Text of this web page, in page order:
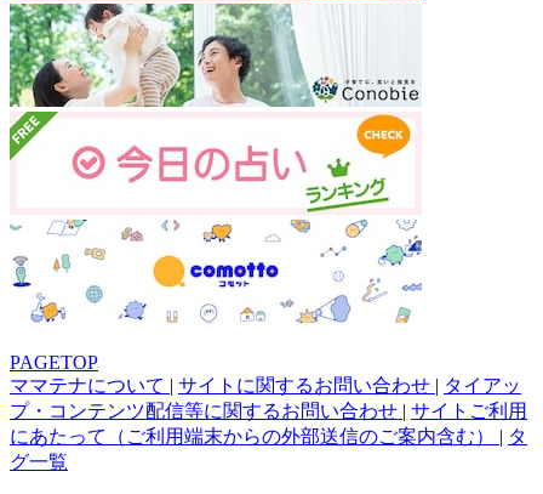
PAGETOP
ママテナについて | サイトに関するお問い合わせ | タイアッ
プ・コンテンツ配信等に関するお問い合わせ | サイトご利用
にあたって（ご利用端末からの外部送信のご案内含む） | タ
グ一覧